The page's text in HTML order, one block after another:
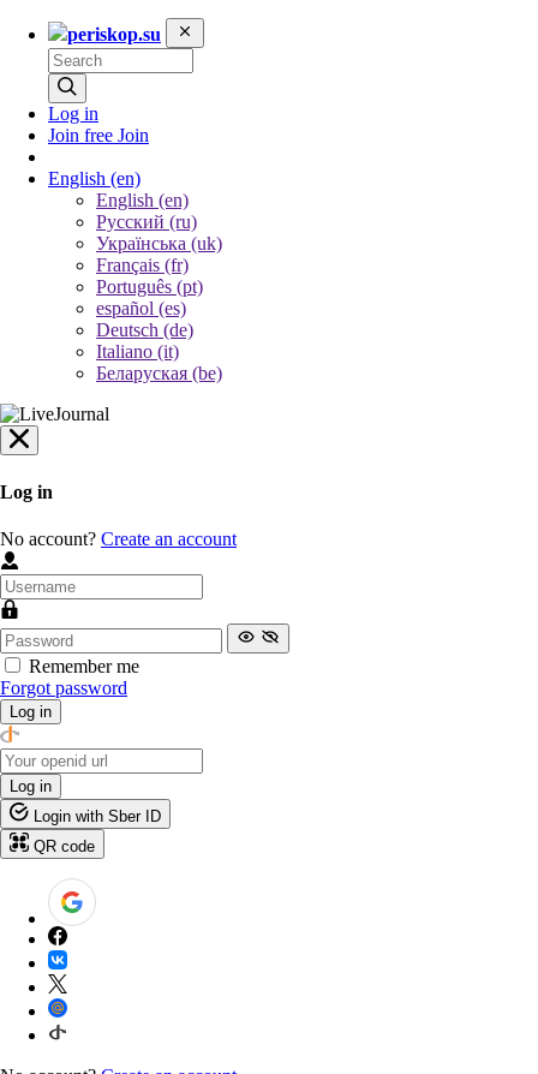
periskop.su
Log in
Join free Join
English (en)
English (en)
Русский (ru)
Українська (uk)
Français (fr)
Português (pt)
español (es)
Deutsch (de)
Italiano (it)
Беларуская (be)
Log in
No account? Create an account
Remember me
Forgot password
Log in
Log in
Login with Sber ID
QR code